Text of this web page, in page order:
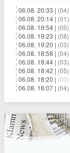
06.08. 20:33 | (04)
06.08. 20:14 | (01)
06.08. 19:54 | (05)
06.08. 19:23 | (08)
06.08. 19:20 | (03)
06.08. 18:58 | (04)
06.08. 18:44 | (03)
06.08. 18:42 | (05)
06.08. 18:20 | (00)
06.08. 18:07 | (04)